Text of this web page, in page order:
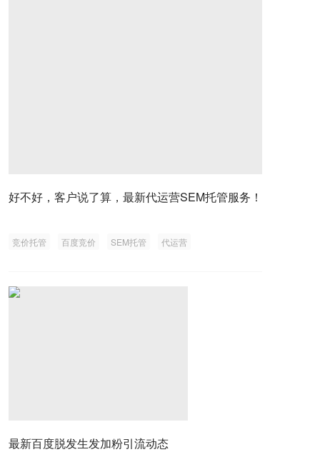
好不好，客户说了算，最新代运营SEM托管服务！
竞价托管 百度竞价 SEM托管 代运营
最新百度脱发生发加粉引流动态